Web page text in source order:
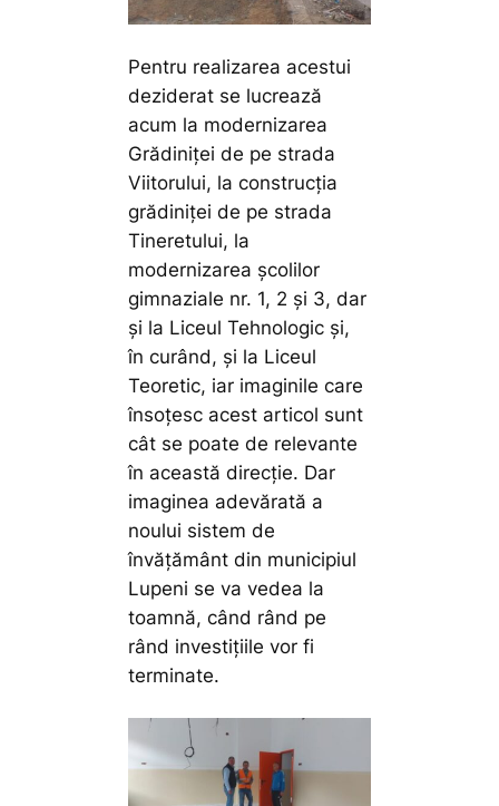
Pentru realizarea acestui
deziderat se lucrează
acum la modernizarea
Grădiniței de pe strada
Viitorului, la construcția
grădiniței de pe strada
Tineretului, la
modernizarea școlilor
gimnaziale nr. 1, 2 și 3, dar
și la Liceul Tehnologic și,
în curând, și la Liceul
Teoretic, iar imaginile care
însoțesc acest articol sunt
cât se poate de relevante
în această direcție. Dar
imaginea adevărată a
noului sistem de
învățământ din municipiul
Lupeni se va vedea la
toamnă, când rând pe
rând investițiile vor fi
terminate.